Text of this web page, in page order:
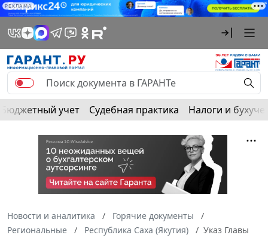
РЕКЛАМА
Бюджетный учет Судебная практика Налоги и
Новости и аналитика
Горячие документы
Региональные
Республика Саха (Якутия)
Указ Главы